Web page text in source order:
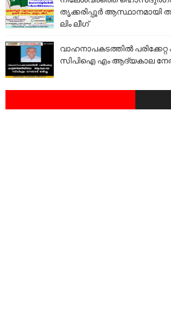
തൃക്കരിപ്പൂർ ആസ്ഥാനമായി
ലിം ലീഗ്
വാഹനാപകടത്തിൽ
സിപിഐ എം ആദ്യകാല